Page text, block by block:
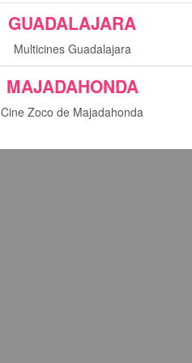
GUADALAJARA
Multicines Guadalajara
MAJADAHONDA
Cine Zoco de Majadahonda